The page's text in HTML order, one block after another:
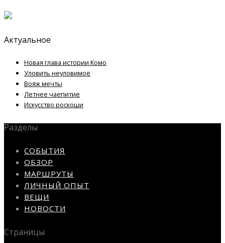
Актуальное
Новая глава истории Комо
Уловить неуловимое
Вояж мечты
Летнее чаепитие
Искусство роскоши
Разделы
СОБЫТИЯ
ОБЗОР
МАРШРУТЫ
ЛИЧНЫЙ ОПЫТ
ВЕЩИ
НОВОСТИ
Страницы